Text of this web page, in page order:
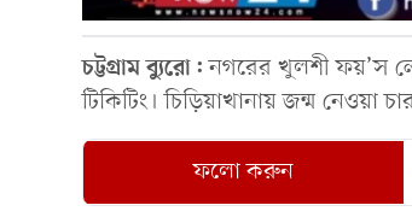
চট্টগ্রাম ব্যুরো:নগরের খুলশী ফয়’স
টিকিটিং। চিড়িয়াখানায় জন্ম নেওয়া
ফলো করুন